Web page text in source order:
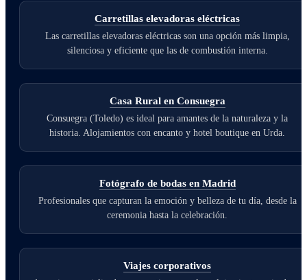
Carretillas elevadoras eléctricas
Las carretillas elevadoras eléctricas son una opción más limpia,
silenciosa y eficiente que las de combustión interna.
Casa Rural en Consuegra
Consuegra (Toledo) es ideal para amantes de la naturaleza y la
historia. Alojamientos con encanto y hotel boutique en Urda.
Fotógrafo de bodas en Madrid
Profesionales que capturan la emoción y belleza de tu día, desde la
ceremonia hasta la celebración.
Viajes corporativos